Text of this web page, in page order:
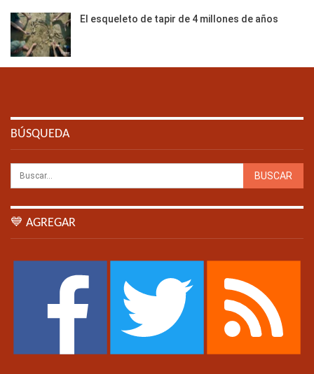
El esqueleto de tapir de 4 millones de años
BÚSQUEDA
💙 AGREGAR